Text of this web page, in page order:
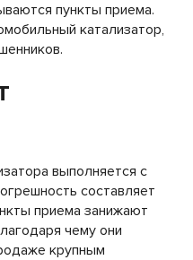
пункты приема.
катализатор,
выполняется с
составляет
приема занижают
чему они
крупным